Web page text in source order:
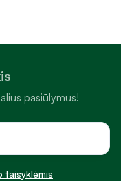
pasiūlymus!
taisyklėmis